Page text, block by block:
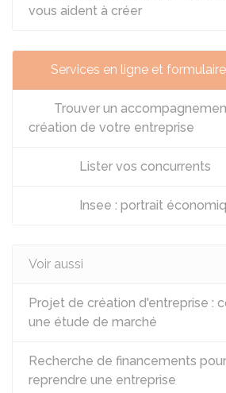
vous aident à créer
Services en ligne et
Trouver un
création de votre entreprise
Lister vos concurrents
Insee : portrait
Voir aussi
Projet de création d'entreprise :
une étude de marché
Recherche de financements
reprendre une entreprise